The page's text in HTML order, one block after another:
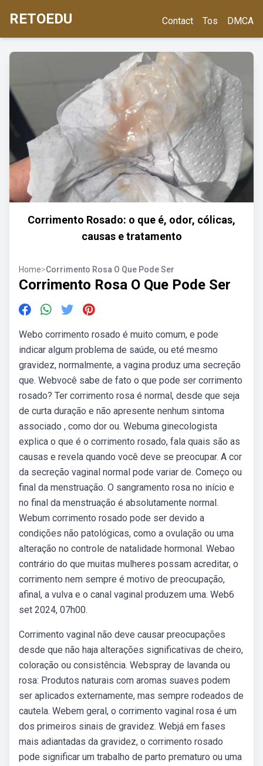
RETOEDU Contact Tos DMCA
Corrimento Rosado: o que é, odor, cólicas,
causas e tratamento
Home>Corrimento Rosa O Que Pode Ser
Corrimento Rosa O Que Pode Ser
Webo corrimento rosado é muito comum, e pode
indicar algum problema de saúde, ou eté mesmo
gravidez, normalmente, a vagina produz uma secreção
que. Webvocê sabe de fato o que pode ser corrimento
rosado? Ter corrimento rosa é normal, desde que seja
de curta duração e não apresente nenhum sintoma
associado , como dor ou. Webuma ginecologista
explica o que é o corrimento rosado, fala quais são as
causas e revela quando você deve se preocupar. A cor
da secreção vaginal normal pode variar de. Começo ou
final da menstruação. O sangramento rosa no início e
no final da menstruação é absolutamente normal.
Webum corrimento rosado pode ser devido a
condições não patológicas, como a ovulação ou uma
alteração no controle de natalidade hormonal. Webao
contrário do que muitas mulheres possam acreditar, o
corrimento nem sempre é motivo de preocupação,
afinal, a vulva e o canal vaginal produzem uma. Web6
set 2024, 07h00.
Corrimento vaginal não deve causar preocupações
desde que não haja alterações significativas de cheiro,
coloração ou consistência. Webspray de lavanda ou
rosa: Produtos naturais com aromas suaves podem
ser aplicados externamente, mas sempre rodeados de
cautela. Webem geral, o corrimento vaginal rosa é um
dos primeiros sinais de gravidez. Webjá em fases
mais adiantadas da gravidez, o corrimento rosado
pode significar um trabalho de parto prematuro ou uma